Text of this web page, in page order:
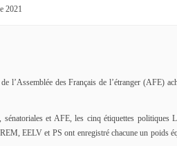
2021
l’Assemblée des Français de l’étranger (AFE)
sénatoriales et AFE, les cinq étiquettes politiques
EELV et PS ont enregistré chacune un poids